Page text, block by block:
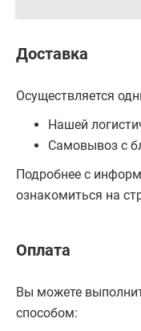
Доставка
Осуществляется
Нашей
Самовывоз с
Подробнее с
ознакомиться на
Оплата
Вы можете
способом: